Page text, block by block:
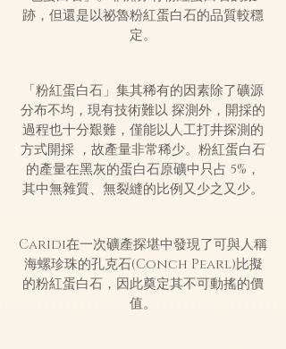
跡， 但還是以祕魯粉紅蛋白石的品質較穩
定。
「粉紅蛋白石」集其稀有的因素除了礦源
分布不均，現有技術難以 探測外，開採的
過程也十分艱難，僅能以人工打井探測的
方式開採 ，故產量非常稀少。粉紅蛋白石
的產量在黑灰的蛋白石原礦中只占 5%，
其中無雜質、無裂縫的比例又少之又少。
Caridi在一次礦產探堪中發現了可與人稱
海螺珍珠的孔克石(Conch Pearl)比擬
的粉紅蛋白石，因此奠定其不可動搖的價
值。